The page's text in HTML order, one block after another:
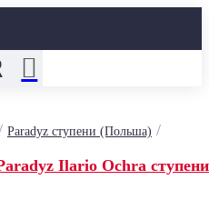
Paradyz ступени (Польша) /
Ilario Ochra ступени